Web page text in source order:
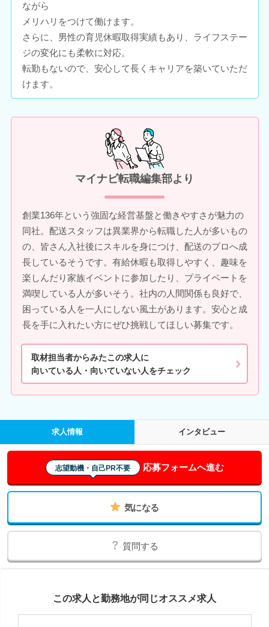
ながら
メリハリをつけて働けます。
さらに、男性の育児休暇取得実績もあり、ライフステー
ジの変化にも柔軟に対応。
転勤もないので、安心して長くキャリアを築いていただ
けます。
マイナビ転職編集部より
創業136年という強固な経営基盤と働きやすさが魅力の
同社。配送スタッフは異業界から転職した人が多いもの
の、皆さん入社後にスキルを身につけ、配送のプロへ成
長しているそうです。有給休暇も取得しやすく、趣味を
楽しんだり家族イベントに参加したり、プライベートを
満喫している人が多いそう。社内の人間関係も良好で、
困っている人を一人にしない風土があります。安心と成
長を手に入れたい方にぜひ挑戦してほしい募集です。
取材担当者からみたこの求人に
向いている人・向いていない人をチェック
求人情報 インタビュー
志望動機・自己PR不要 応募フォームへ進む
気になる
質問する
この求人と勤務地が同じオススメ求人